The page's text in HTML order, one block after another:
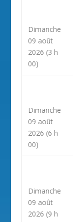
Dimanche
09 août
2026 (3 h
00)
Dimanche
09 août
2026 (6 h
00)
Dimanche
09 août
2026 (9 h